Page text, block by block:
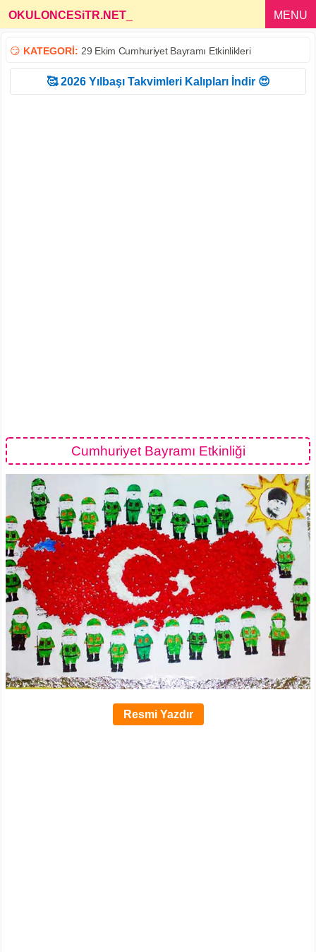
OKULONCESiTR.NET MENU
😏 KATEGORİ: 29 Ekim Cumhuriyet Bayramı Etkinlikleri
🥰 2026 Yılbaşı Takvimleri Kalıpları İndir 😍
Cumhuriyet Bayramı Etkinliği
Resmi Yazdır